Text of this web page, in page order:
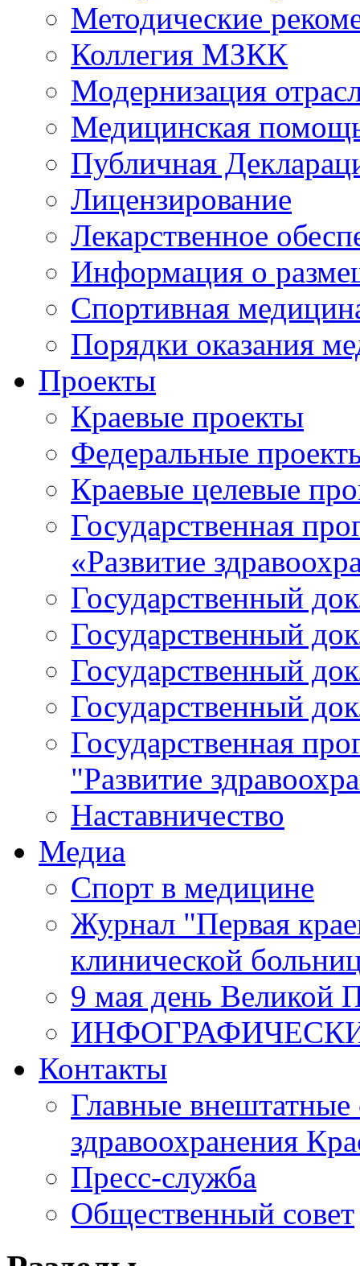
Методические
Коллегия МЗКК
Модернизация
Медицинская
Публичная
Лицензирование
Лекарственное
Информация о
Спортивная
Порядки оказания
Проекты
Краевые проекты
Федеральные
Краевые целевые
Государственная
«Развитие
Государственный
Государственный
Государственный
Государственный
Государственная
"Развитие
Наставничество
Медиа
Спорт в медицине
Журнал "Первая
клинической
9 мая день Великой
Контакты
Главные внештатные
здравоохранения
Пресс-служба
Общественный совет